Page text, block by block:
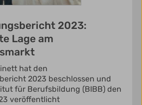
2023:
Lage am
hat den
2023 beschlossen und
für Berufsbildung (BIBB) den
veröffentlicht